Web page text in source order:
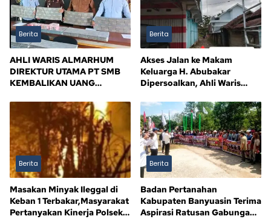
Berita
AHLI WARIS ALMARHUM
DIREKTUR UTAMA PT SMB
KEMBALIKAN UANG
MILIAR, SISA Rp116,7 MILIAR
Berita
Akses Jalan ke Makam
Keluarga H. Abubakar
Dipersoalkan, Ahli Waris
Berita
Masakan Minyak Ileggal di
Keban 1 Terbakar,Masyarakat
Pertanyakan Kinerja Polsek
Berita
Badan Pertanahan
Kabupaten Banyuasin Terima
Aspirasi Ratusan Gabungan